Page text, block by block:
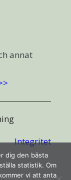
annat
Integritet
dig den bästa
statistik. Om
vi att anta